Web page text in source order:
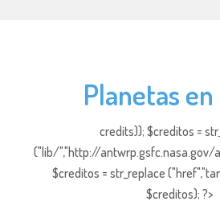
Planetas en
credits)); $creditos =
("lib/","http://antwrp.gsfc.nasa.gov/
$creditos = str_replace
$creditos); ?>